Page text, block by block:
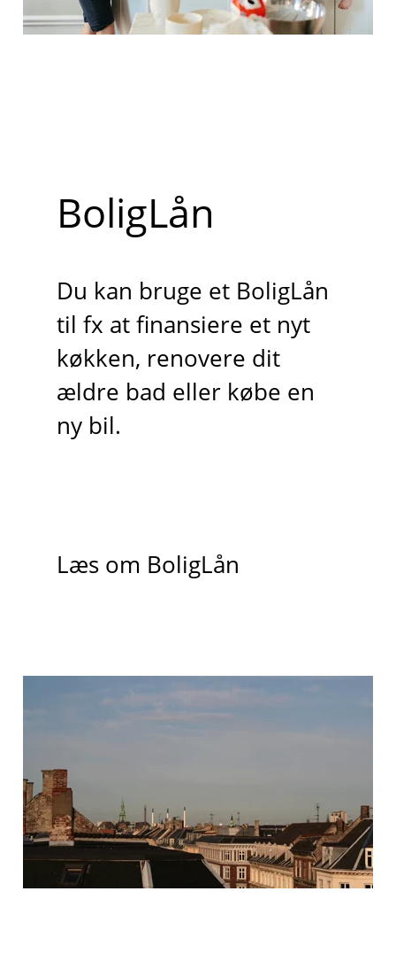
BoligLån
Du kan bruge et BoligLån
til fx at finansiere et nyt
køkken, renovere dit
ældre bad eller købe en
ny bil.
Læs om BoligLån